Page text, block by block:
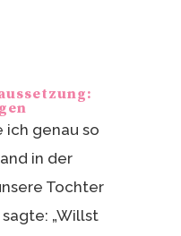
genau so
in der
Tochter
„Willst